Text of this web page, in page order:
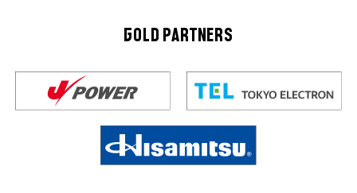
GOLD PARTNERS